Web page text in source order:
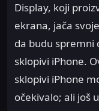
Display, koji
ekrana, jača
da budu spremni
sklopivi iPhone.
sklopivi iPhone
očekivalo; ali još